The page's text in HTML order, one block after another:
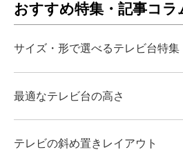
おすすめ特集・記事コラ
サイズ・形で選べるテレビ台特集
最適なテレビ台の高さ
テレビの斜め置きレイアウト